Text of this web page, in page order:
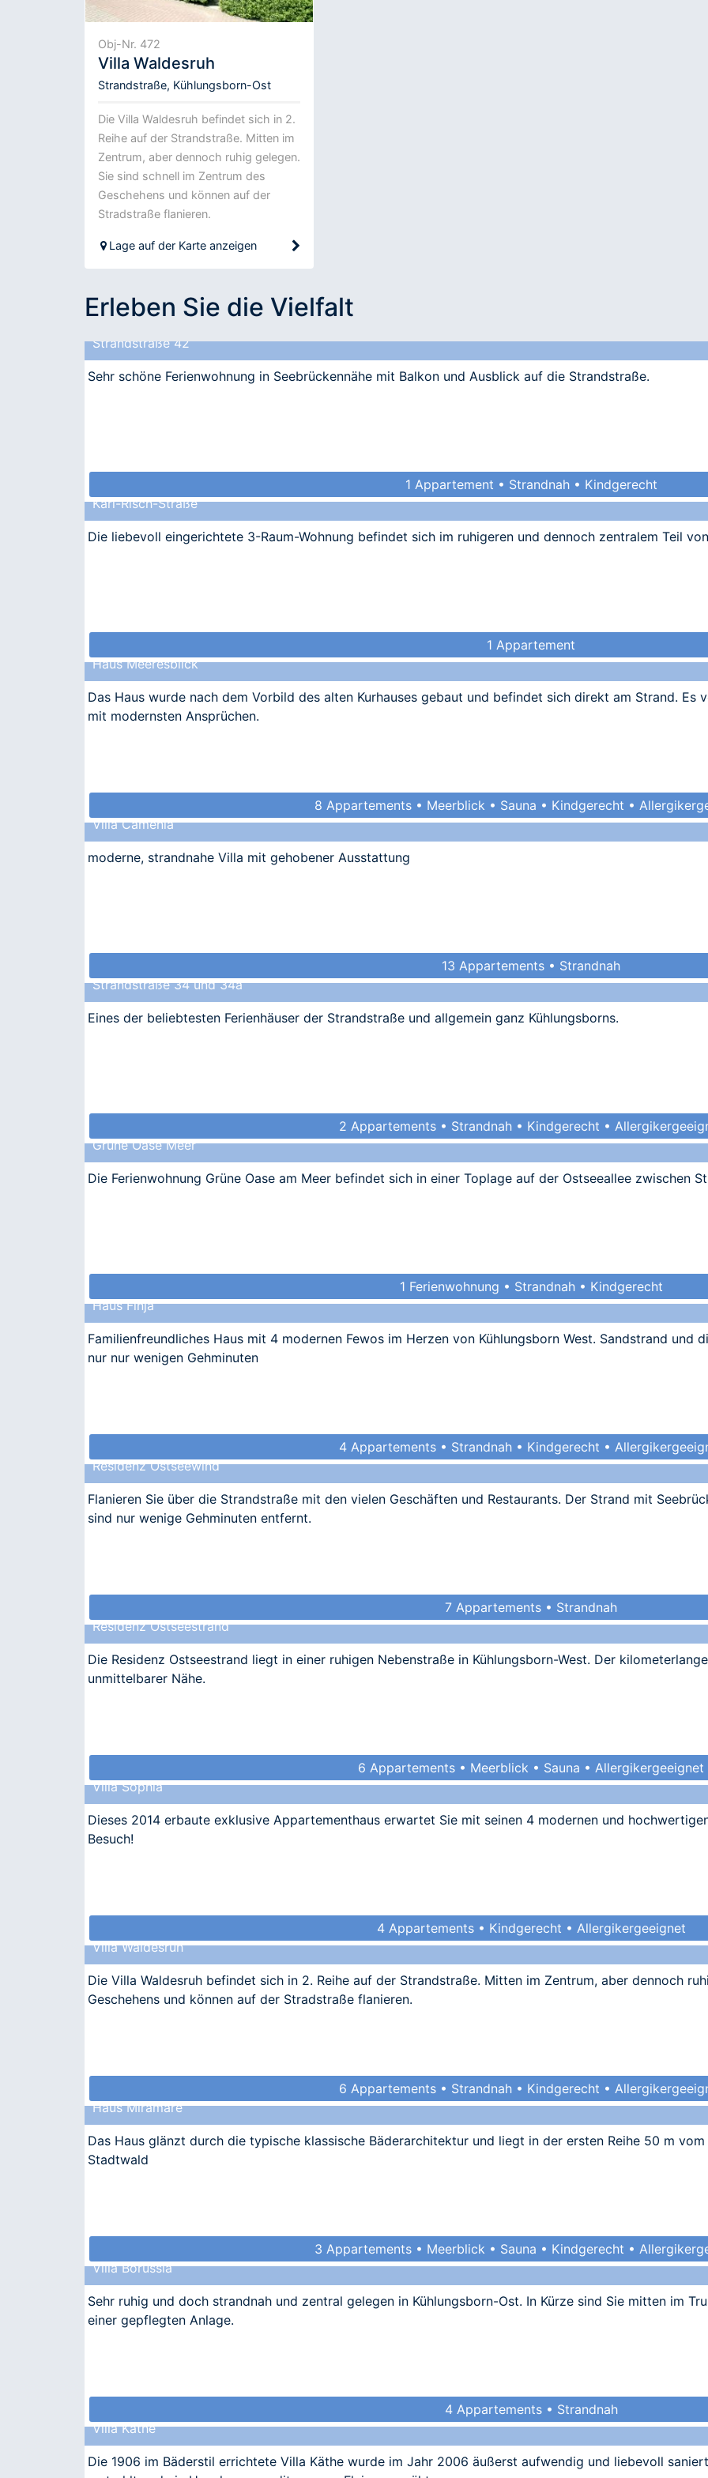
Obj-Nr. 472
Villa Waldesruh
Strandstraße, Kühlungsborn-Ost
Die Villa Waldesruh befindet sich in 2.
Reihe auf der Strandstraße. Mitten im
Zentrum, aber dennoch ruhig gelegen.
Sie sind schnell im Zentrum des
Geschehens und können auf der
Stradstraße flanieren.
Lage auf der Karte anzeigen
Erleben Sie die Vielfalt
Strandstraße 42
Sehr schöne Ferienwohnung in Seebrückennähe mit Balkon und Ausblick auf die Strandstraße.
1 Appartement • Strandnah • Kindgerecht
Karl-Risch-Straße
Die liebevoll eingerichtete 3-Raum-Wohnung befindet sich im ruhigeren und dennoch zentralem Teil
1 Appartement
Haus Meeresblick
Das Haus wurde nach dem Vorbild des alten Kurhauses gebaut und befindet sich direkt am Strand.
mit modernsten Ansprüchen.
8 Appartements • Meerblick • Sauna • Kindgerecht •
Villa Camenia
moderne, strandnahe Villa mit gehobener Ausstattung
13 Appartements • Strandnah
Strandstraße 34 und 34a
Eines der beliebtesten Ferienhäuser der Strandstraße und allgemein ganz Kühlungsborns.
2 Appartements • Strandnah • Kindgerecht •
Grüne Oase Meer
Die Ferienwohnung Grüne Oase am Meer befindet sich in einer Toplage auf der Ostseeallee zwischen
1 Ferienwohnung • Strandnah • Kindgerecht
Haus Finja
Familienfreundliches Haus mit 4 modernen Fewos im Herzen von Kühlungsborn West. Sandstrand und
nur nur wenigen Gehminuten
4 Appartements • Strandnah • Kindgerecht •
Residenz Ostseewind
Flanieren Sie über die Strandstraße mit den vielen Geschäften und Restaurants. Der Strand mit
sind nur wenige Gehminuten entfernt.
7 Appartements • Strandnah
Residenz Ostseestrand
Die Residenz Ostseestrand liegt in einer ruhigen Nebenstraße in Kühlungsborn-West. Der
unmittelbarer Nähe.
6 Appartements • Meerblick • Sauna • Allergikergeeignet
Villa Sophia
Dieses 2014 erbaute exklusive Appartementhaus erwartet Sie mit seinen 4 modernen und
Besuch!
4 Appartements • Kindgerecht • Allergikergeeignet
Villa Waldesruh
Die Villa Waldesruh befindet sich in 2. Reihe auf der Strandstraße. Mitten im Zentrum, aber dennoch
Geschehens und können auf der Stradstraße flanieren.
6 Appartements • Strandnah • Kindgerecht •
Haus Miramare
Das Haus glänzt durch die typische klassische Bäderarchitektur und liegt in der ersten Reihe 50 m
Stadtwald
3 Appartements • Meerblick • Sauna • Kindgerecht •
Villa Borussia
Sehr ruhig und doch strandnah und zentral gelegen in Kühlungsborn-Ost. In Kürze sind Sie mitten im
einer gepflegten Anlage.
4 Appartements • Strandnah
Villa Käthe
Die 1906 im Bäderstil errichtete Villa Käthe wurde im Jahr 2006 äußerst aufwendig und liebevoll